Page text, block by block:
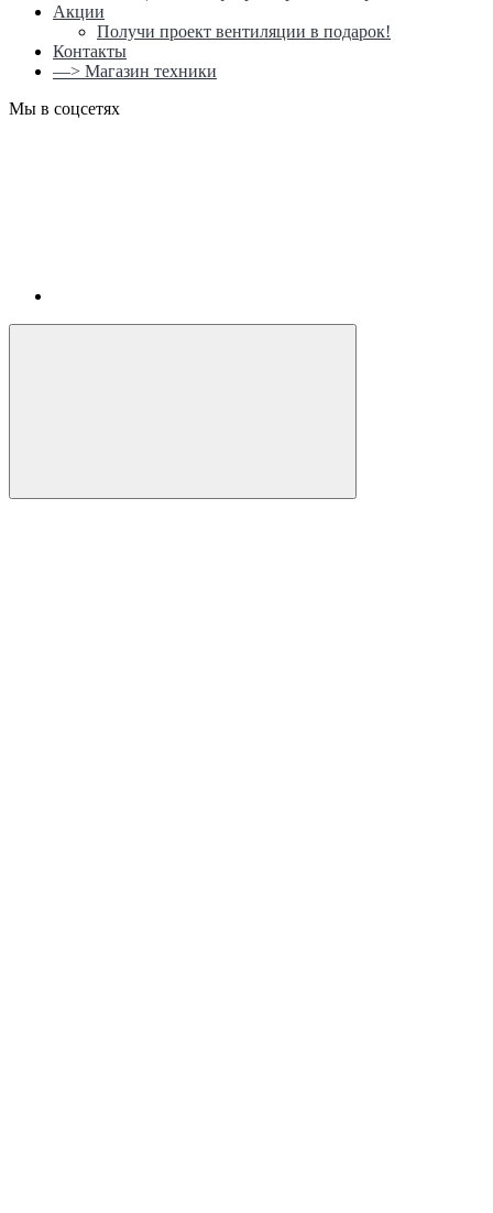
Акции
Получи проект вентиляции в подарок!
Контакты
—> Магазин техники
Мы в соцсетях